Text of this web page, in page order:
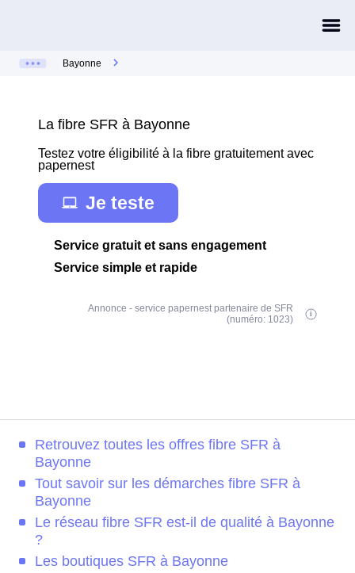
Bayonne
La fibre SFR à Bayonne
Testez votre éligibilité à la fibre gratuitement avec
papernest
Je teste
Service gratuit et sans engagement
Service simple et rapide
Annonce - service papernest partenaire de SFR
(numéro: 1023)
Retrouvez toutes les offres fibre SFR à
Bayonne
Tout savoir sur les démarches fibre SFR à
Bayonne
Le réseau fibre SFR est-il de qualité à Bayonne
?
Les boutiques SFR à Bayonne